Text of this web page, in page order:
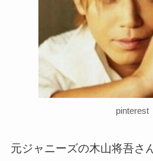
pinterest
元ジャニーズの木山将吾さ